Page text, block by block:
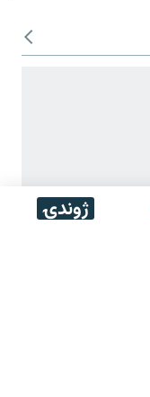
ژوندۍ